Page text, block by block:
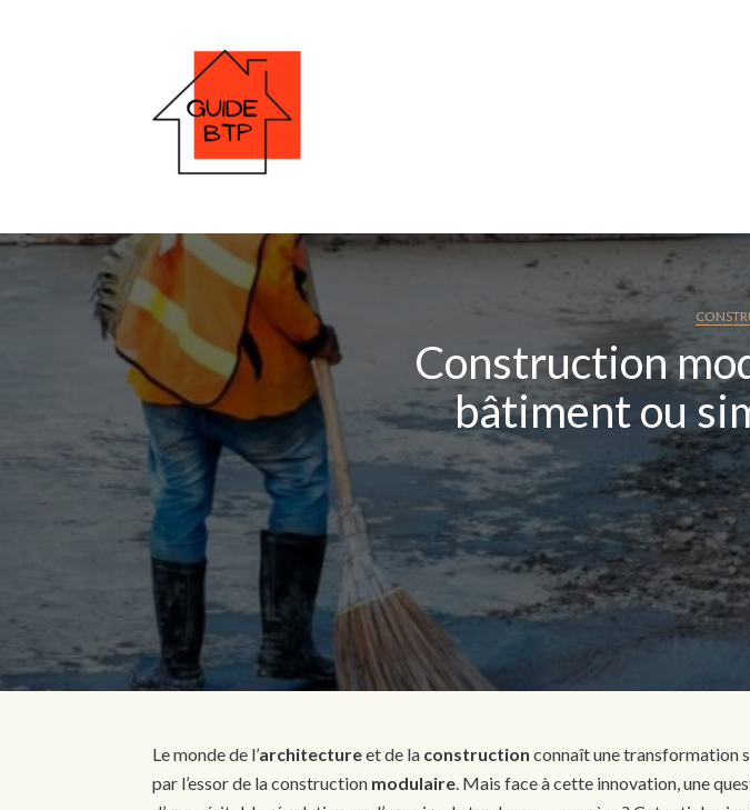
Construction
bâtiment ou
Le monde de l’architectureet de la construction connaît une transformation
par l’essor de la construction modulaire. Mais face à cette innovation, une